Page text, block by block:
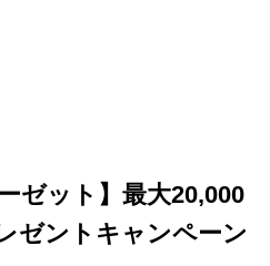
ゼット】最大20,000
ゼントキャンペーン